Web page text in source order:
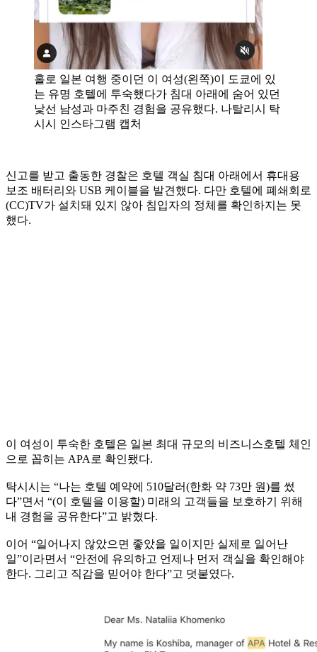
홀로 일본 여행 중이던 이 여성(왼쪽)이 도쿄에 있
는 유명 호텔에 투숙했다가 침대 아래에 숨어 있던
낯선 남성과 마주친 경험을 공유했다. 나탈리시 탁
시시 인스타그램 캡처
신고를 받고 출동한 경찰은 호텔 객실 침대 아래에서 휴대용
보조 배터리와 USB 케이블을 발견했다. 다만 호텔에 폐쇄회로
(CC)TV가 설치돼 있지 않아 침입자의 정체를 확인하지는 못
했다.
이 여성이 투숙한 호텔은 일본 최대 규모의 비즈니스호텔 체인
으로 꼽히는 APA로 확인됐다.
탁시시는 “나는 호텔 예약에 510달러(한화 약 73만 원)를 썼
다”면서 “(이 호텔을 이용할) 미래의 고객들을 보호하기 위해
내 경험을 공유한다”고 밝혔다.
이어 “일어나지 않았으면 좋았을 일이지만 실제로 일어난
일”이라면서 “안전에 유의하고 언제나 먼저 객실을 확인해야
한다. 그리고 직감을 믿어야 한다”고 덧붙였다.